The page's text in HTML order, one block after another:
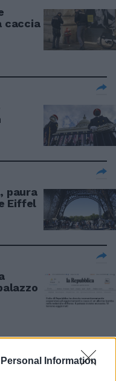
Information
caccia
paura
Eiffel